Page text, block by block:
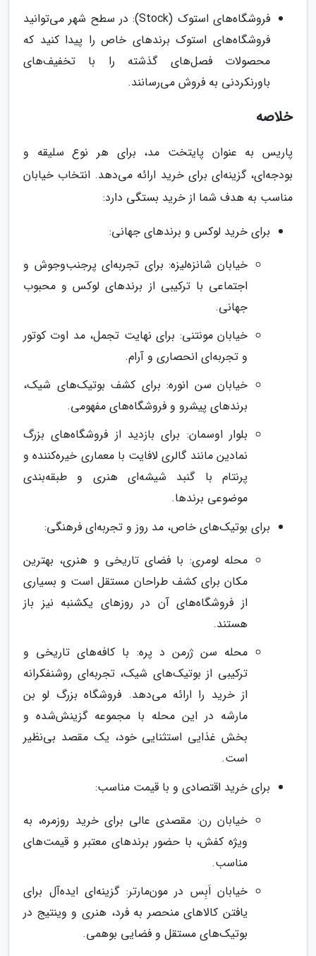
فروشگاه‌های استوک (Stock): در سطح شهر می‌توانید
فروشگاه‌های استوک برندهای خاص را پیدا کنید که
محصولات فصل‌های گذشته را با تخفیف‌های
باورنکردنی به فروش می‌رسانند.
خلاصه
پاریس به عنوان پایتخت مد، برای هر نوع سلیقه و
بودجه‌ای، گزینه‌ای برای خرید ارائه می‌دهد. انتخاب خیابان
مناسب به هدف شما از خرید بستگی دارد:
برای خرید لوکس و برندهای جهانی:
خیابان شانزه‌لیزه: برای تجربه‌ای پرجنب‌وجوش و
اجتماعی با ترکیبی از برندهای لوکس و محبوب
جهانی.
خیابان مونتنی: برای نهایت تجمل، مد اوت کوتور
و تجربه‌ای انحصاری و آرام.
خیابان سن انوره: برای کشف بوتیک‌های شیک،
برندهای پیشرو و فروشگاه‌های مفهومی.
بلوار اوسمان: برای بازدید از فروشگاه‌های بزرگ
نمادین مانند گالری لافایت با معماری خیره‌کننده و
پرنتام با گنبد شیشه‌ای هنری و طبقه‌بندی
موضوعی برندها.
برای بوتیک‌های خاص، مد روز و تجربه‌ای فرهنگی:
محله لومری: با فضای تاریخی و هنری، بهترین
مکان برای کشف طراحان مستقل است و بسیاری
از فروشگاه‌های آن در روزهای یکشنبه نیز باز
هستند.
محله سن ژرمن د پره: با کافه‌های تاریخی و
ترکیبی از بوتیک‌های شیک، تجربه‌ای روشنفکرانه
از خرید را ارائه می‌دهد. فروشگاه بزرگ لو بن
مارشه در این محله با مجموعه گزینش‌شده و
بخش غذایی استثنایی خود، یک مقصد بی‌نظیر
است.
برای خرید اقتصادی و با قیمت مناسب:
خیابان رن: مقصدی عالی برای خرید روزمره، به
ویژه کفش، با حضور برندهای معتبر و قیمت‌های
مناسب.
خیابان اَبِس در مون‌مارتر: گزینه‌ای ایده‌آل برای
یافتن کالاهای منحصر به فرد، هنری و وینتیج در
بوتیک‌های مستقل و فضایی بوهمی.